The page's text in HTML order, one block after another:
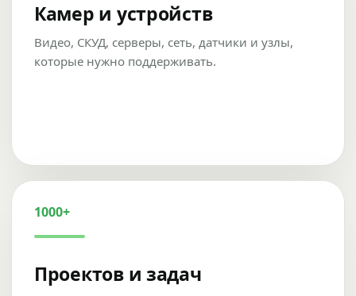
Камер и устройств
Видео, СКУД, серверы, сеть, датчики и узлы,
которые нужно поддерживать.
1000+
Проектов и задач